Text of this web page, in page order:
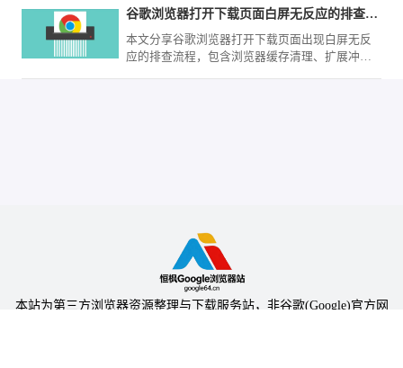
谷歌浏览器打开下载页面白屏无反应的排查流程
本文分享谷歌浏览器打开下载页面出现白屏无反
应的排查流程，包含浏览器缓存清理、扩展冲突
本站为第三方浏览器资源整理与下载服务站，非谷歌(Google)官方网